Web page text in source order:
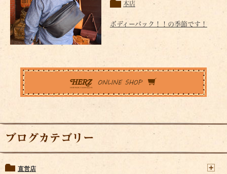
本店
ボディーバック！！の季節です！
ブログカテゴリー
直営店